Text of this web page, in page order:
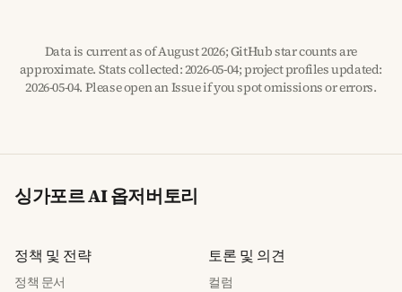
Data is current as of August 2026; GitHub star counts are
approximate. Stats collected: 2026-05-04; project profiles updated:
2026-05-04. Please open an Issue if you spot omissions or errors.
싱가포르 AI 옵저버토리
정책 및 전략
정책 문서
토론 및 의견
컬럼